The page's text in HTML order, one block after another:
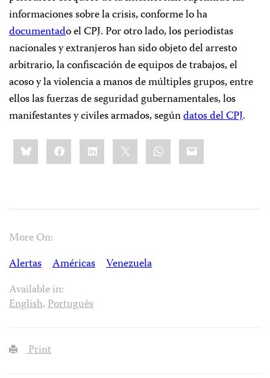
informaciones sobre la crisis, conforme lo ha
documentado el CPJ. Por otro lado, los periodistas
nacionales y extranjeros han sido objeto del arresto
arbitrario, la confiscación de equipos de trabajos, el
acoso y la violencia a manos de múltiples grupos, entre
ellos las fuerzas de seguridad gubernamentales, los
manifestantes y civiles armados, segúndatos del CPJ.
Share
this:BlueskyFacebookLinkedIn WhatsApp
Email
More On:
Alertas
Américas
Venezuela
Available in:
English,Português
Print